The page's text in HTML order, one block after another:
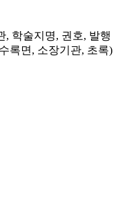
, 학술지명, 권호, 발행
록면, 소장기관, 초록)